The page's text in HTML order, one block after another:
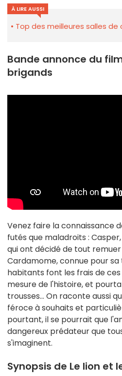
À LIRE AUSSI
Top des meilleures salles de
Bande annonce du
brigands
Venez faire la connaissance
futés que maladroits :
qui ont décidé de tout
Cardamome, connue pour sa
habitants font les frais de
mesure de l'histoire, et
trousses... On raconte aussi
féroce à souhaits et
pourtant, il se pourrait que
dangereux prédateur que
s'imaginent.
Synopsis de Le lion et